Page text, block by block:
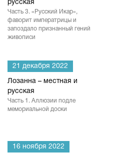
русская
Часть 3. «Русский Икар»,
фаворит императрицы и
запоздало признанный гений
живописи
21 декабря 2022
Лозанна – местная и
русская
Часть 1. Аллюзии подле
мемориальной доски
16 ноября 2022